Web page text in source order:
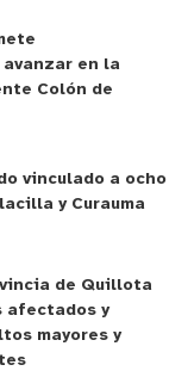
en la
Colón de
vinculado a ocho
y Curauma
de Quillota
afectados y
mayores y